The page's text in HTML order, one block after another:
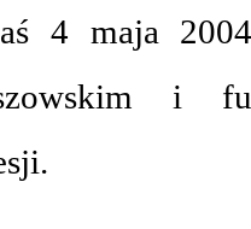
4 maja
i